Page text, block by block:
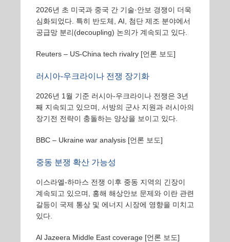
2026년 초 미국과 중국 간 기술·안보 경쟁이 더욱
심화되었다. 특히 반도체, AI, 첨단 제조 분야에서
공급망 분리(decoupling) 논의가 계속되고 있다.
Reuters – US-China tech rivalry [언론 보도]
러시아-우크라이나 전쟁 장기화
2026년 1월 기준 러시아-우크라이나 전쟁은 3년
째 지속되고 있으며, 서방의 군사 지원과 러시아의
장기전 전략이 충돌하는 양상을 보이고 있다.
BBC – Ukraine war analysis [언론 보도]
중동 분쟁 확산 가능성
이스라엘-하마스 전쟁 이후 중동 지역의 긴장이
계속되고 있으며, 홍해 해상안보 문제와 이란 관련
갈등이 국제 통상 및 에너지 시장에 영향을 미치고
있다.
Al Jazeera Middle East coverage [언론 보도]